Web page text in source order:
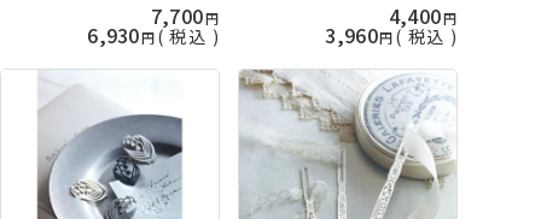
7,700
6,930 税込
4,400
3,960 税込